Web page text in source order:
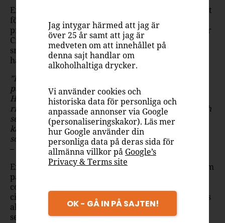
Explorer, det ikoniska svenska spritvarumärket känt
för sin bästsäljande vodka sedan 1960-talet,
presenterar nu stolt sin senaste lansering – Explorer
Citronvodka. En smaksatt vodka med en frisk, syrlig
smak av citron och en touch av sötma – perfekt för
härliga drinkkvällar med vänner, året om.
”Explorer Citron har en härlig citronarom som
påminner om doften av en nypressad färsk citron.
Hemligheten bakom smaken är att vi använt bara
riktiga ekologiska citroner som vi låtit dra i sprit och
sedan destillerat för att få fram den härliga citron
karaktären. Som en limoncello-likör men utan
socker”
– Jonas Odland, Masterblender
Explorer Citronvodka har en uppfriskande smak som
passar lika bra i enkla drinkar som i mer kreativa
cocktails – och även som en shot! Den fräscha
citrusen gör den till en självklar ingrediens för årets
alla tillfällen – från soliga dagar på balkongen till
sena drinkkvällar.
Jag intygar härmed att jag är
över 25 år samt att jag är
medveten om att innehållet på
denna sajt handlar om
alkoholhaltiga drycker.
Vi använder cookies och
historiska data för personliga och
anpassade annonser via Google
(personaliseringskakor). Läs mer
hur Google använder din
personliga data på deras sida för
allmänna villkor på Google’s
Privacy & Terms site
OK - GÅ IN PÅ SAJTEN!